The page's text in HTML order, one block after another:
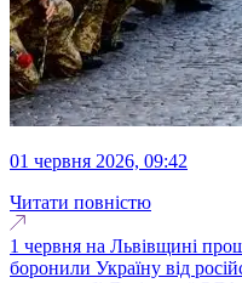
01 червня 2026, 09:42
Читати повністю
1 червня на Львівщині
боронили Україну від